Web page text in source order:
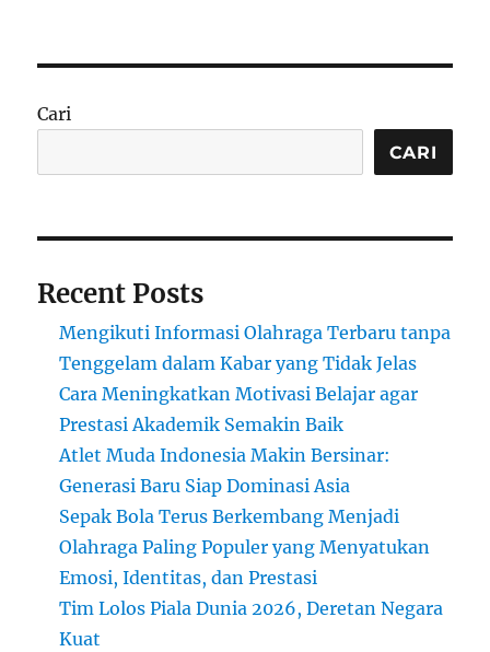
Cari
CARI
Recent Posts
Mengikuti Informasi Olahraga Terbaru tanpa
Tenggelam dalam Kabar yang Tidak Jelas
Cara Meningkatkan Motivasi Belajar agar
Prestasi Akademik Semakin Baik
Atlet Muda Indonesia Makin Bersinar:
Generasi Baru Siap Dominasi Asia
Sepak Bola Terus Berkembang Menjadi
Olahraga Paling Populer yang Menyatukan
Emosi, Identitas, dan Prestasi
Tim Lolos Piala Dunia 2026, Deretan Negara
Kuat